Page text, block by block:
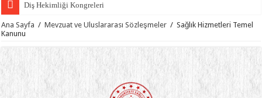
Diş Hekimliği Kongreleri
Ana Sayfa / Mevzuat ve Uluslararası Sözleşmeler / Sağlık Hizmetleri Temel
Kanunu